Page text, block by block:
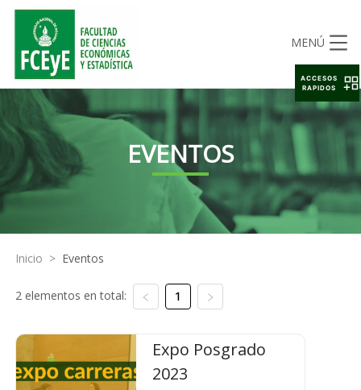
MENÚ
EVENTOS
Inicio > Eventos
2 elementos en total: 1
Expo Posgrado
2023
ACCESOS
RAPIDOS